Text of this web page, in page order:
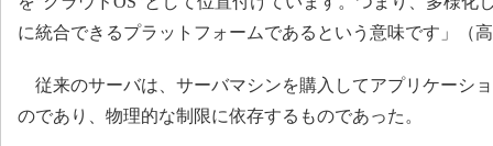
に統合できるプラットフォームであるという意味です」（
従来のサーバは、サーバマシンを購入してアプリケーシ
のであり、物理的な制限に依存するものであった。